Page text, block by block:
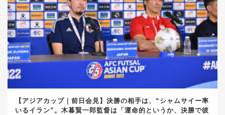
【アジアカップ｜前日会見】決勝の相手は、“シャムサイー率
いるイラン”。木暮賢一郎監督は「運命的というか、決勝で彼